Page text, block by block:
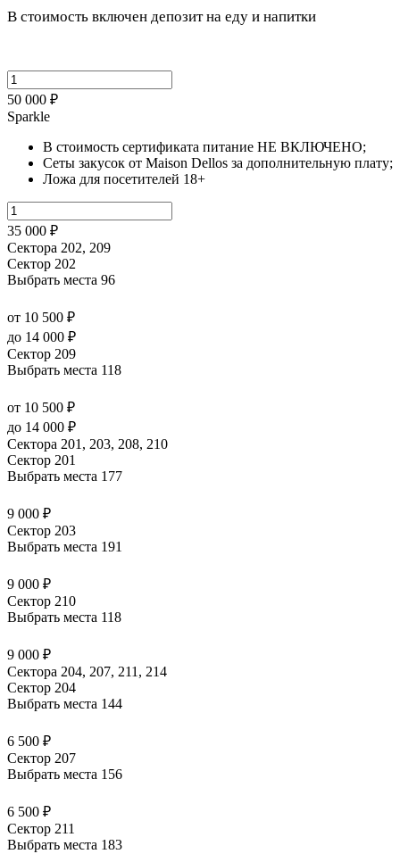
В стоимость включен депозит на еду и напитки
50 000 ₽
Sparkle
В стоимость сертификата питание НЕ ВКЛЮЧЕНО;
Сеты закусок от Maison Dellos за дополнительную плату;
Ложа для посетителей 18+
35 000 ₽
Сектора 202, 209
Сектор 202
Выбрать места 96
от 10 500 ₽
до 14 000 ₽
Сектор 209
Выбрать места 118
от 10 500 ₽
до 14 000 ₽
Сектора 201, 203, 208, 210
Сектор 201
Выбрать места 177
9 000 ₽
Сектор 203
Выбрать места 191
9 000 ₽
Сектор 210
Выбрать места 118
9 000 ₽
Сектора 204, 207, 211, 214
Сектор 204
Выбрать места 144
6 500 ₽
Сектор 207
Выбрать места 156
6 500 ₽
Сектор 211
Выбрать места 183